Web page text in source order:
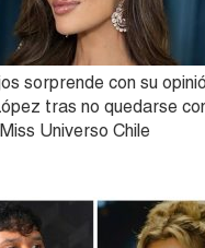
sorprende con su
tras no quedarse
Universo Chile